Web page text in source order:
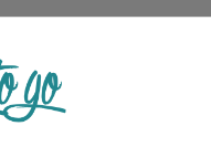
sont une option
au Canada
ont pour réputation